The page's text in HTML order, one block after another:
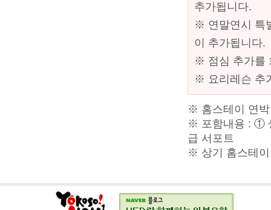
추가됩니다.
※ 연말연시 특
이 추가됩니다.
※ 점심 추가를
※ 요리레슨 추
※ 홈스테이 연
※ 포함내용 : ①
급 서포트
※ 상기 홈스테이